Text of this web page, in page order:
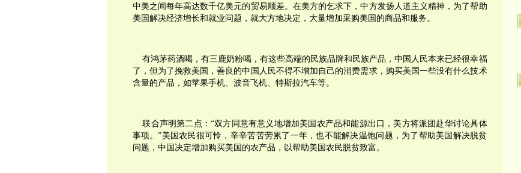
中美之间每年高达数千亿美元的贸易顺差。在美方的乞求下，中方发扬人道主义精神，为了帮助
美国解决经济增长和就业问题，就大方地决定，大量增加采购美国的商品和服务。
有鸿茅药酒喝，有三鹿奶粉喝，有这些高端的民族品牌和民族产品，中国人民本来已经很幸福
了，但为了挽救美国，善良的中国人民不得不增加自己的消费需求，购买美国一些没有什么技术
含量的产品，如苹果手机、波音飞机、特斯拉汽车等。
联合声明第二点：“双方同意有意义地增加美国农产品和能源出口，美方将派团赴华讨论具体
事项。”美国农民很可怜，辛辛苦苦劳累了一年，也不能解决温饱问题，为了帮助美国解决脱贫
问题，中国决定增加购买美国的农产品，以帮助美国农民脱贫致富。